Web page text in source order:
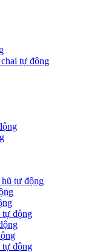
tự động
tự động
tự động
tự động